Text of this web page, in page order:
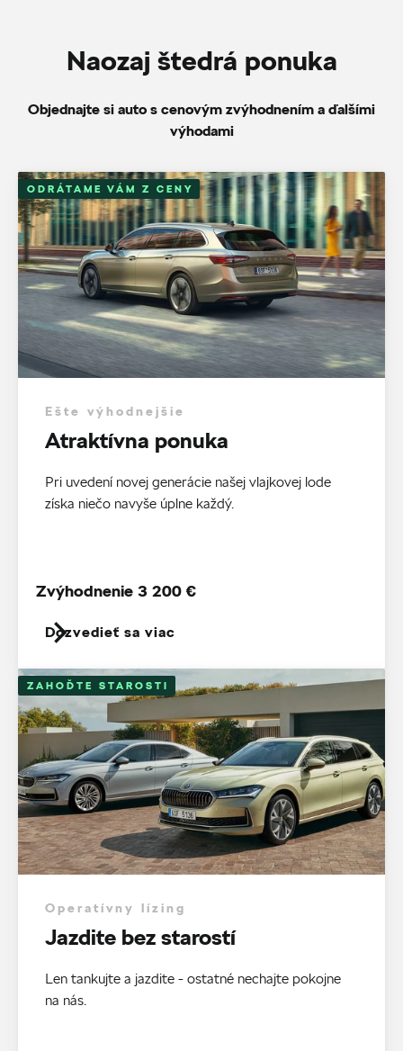
Naozaj štedrá ponuka
Objednajte si auto s cenovým zvýhodnením a ďalšími
výhodami
ODRÁTAME VÁM Z CENY
Ešte výhodnejšie
Atraktívna ponuka
Pri uvedení novej generácie našej vlajkovej lode
získa niečo navyše úplne každý.
Dozvedieť sa viac
Zvýhodnenie 3 200 €
ZAHOĎTE STAROSTI
Operatívny lízing
Jazdite bez starostí
Len tankujte a jazdite - ostatné nechajte pokojne
na nás.